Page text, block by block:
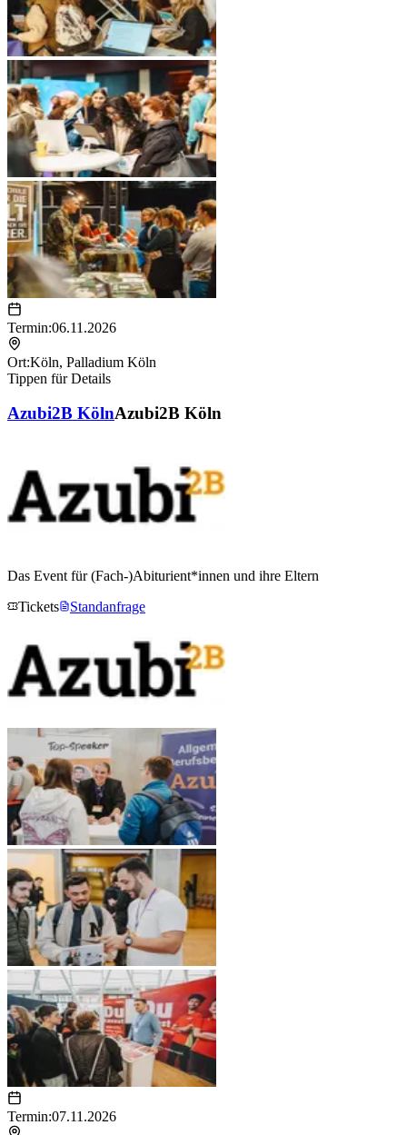
Termin:06.11.2026
Ort:Köln, Palladium Köln
Tippen für Details
Azubi2B KölnAzubi2B Köln
Das Event für (Fach-)Abiturient*innen und ihre Eltern
Tickets
Standanfrage
Termin:07.11.2026